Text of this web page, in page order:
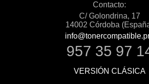
Contacto:
C/ Golondrina, 17
14002 Córdoba
957 35 97
VERSIÓN CLÁSICA